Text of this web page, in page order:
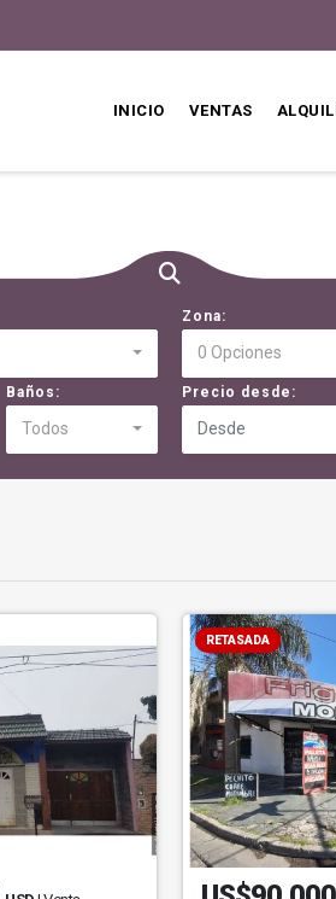
INICIO VENTAS
Zona:
0 Opciones
Baños:
Todos
Precio desde:
RETASADA